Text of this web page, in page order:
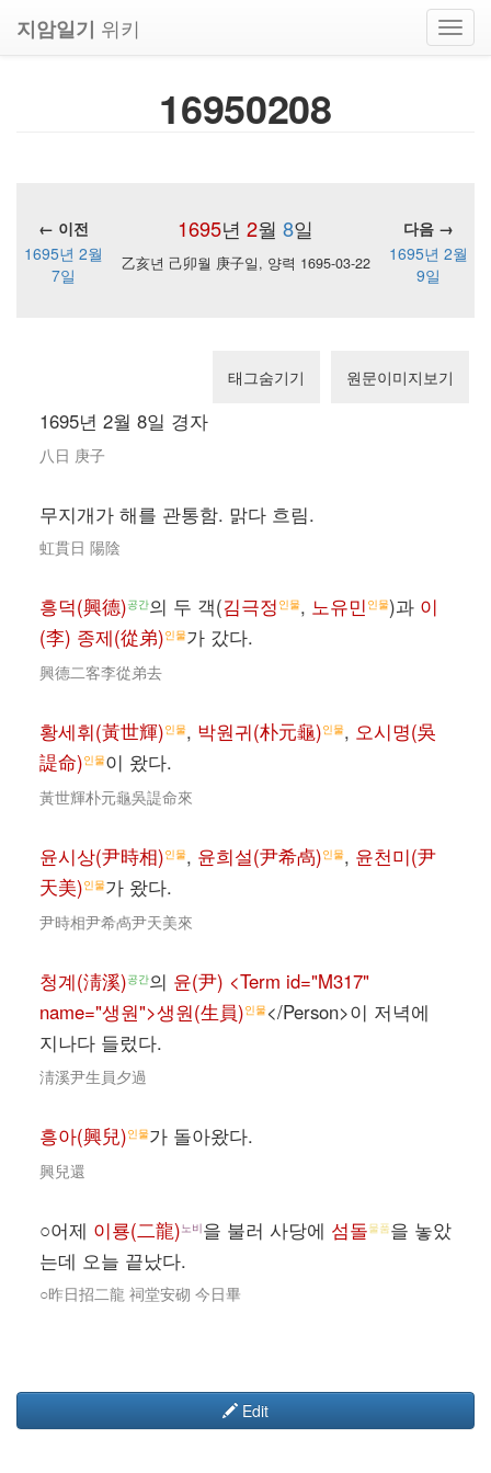
지암일기 위키
16950208
1695년 2월 8일
← 이전
다음 →
1695년 2월
7일
乙亥년 己卯월 庚子일, 양력 1695-03-22
1695년 2월
9일
태그숨기기 원문이미지보기
1695년 2월 8일 경자
八日 庚子
무지개가 해를 관통함. 맑다 흐림.
虹貫日 陽陰
흥덕(興德)공간의 두 객(김극정 인물, 노유민 인물)과 이
(李) 종제(從弟)인물가 갔다.
興德二客李從弟去
황세휘(黃世輝)인물, 박원귀(朴元龜)인물, 오시명(吳
諟命)인물이 왔다.
黃世輝朴元龜吳諟命來
윤시상(尹時相)인물, 윤희설(尹希卨)인물, 윤천미(尹
天美)인물가 왔다.
尹時相尹希卨尹天美來
청계(淸溪)공간의 윤(尹) <Term id="M317"
name="생원">생원(生員)인물</Person>이 저녁에
지나다 들렀다.
淸溪尹生員夕過
흥아(興兒)인물가 돌아왔다.
興兒還
○어제 이룡(二龍)노비을 불러 사당에 섬돌물품을 놓았
는데 오늘 끝났다.
○昨日招二龍 祠堂安砌 今日畢
Edit